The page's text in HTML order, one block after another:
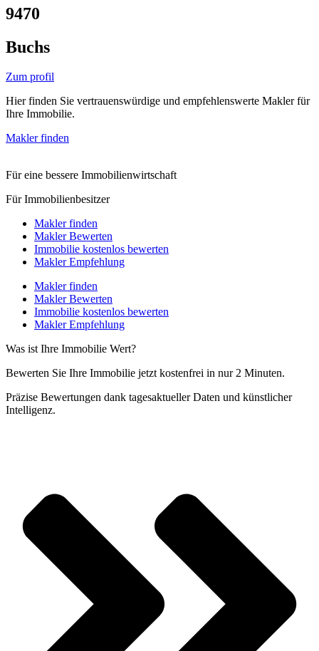
9470
Buchs
Zum profil
Hier finden Sie vertrauenswürdige und empfehlenswerte Makler für
Ihre Immobilie.
Makler finden
Für eine bessere Immobilienwirtschaft
Für Immobilienbesitzer
Makler finden
Makler Bewerten
Immobilie kostenlos bewerten
Makler Empfehlung
Makler finden
Makler Bewerten
Immobilie kostenlos bewerten
Makler Empfehlung
Was ist Ihre Immobilie Wert?
Bewerten Sie Ihre Immobilie jetzt kostenfrei in nur 2 Minuten.
Präzise Bewertungen dank tagesaktueller Daten und künstlicher
Intelligenz.